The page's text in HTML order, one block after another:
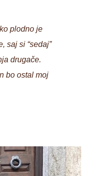
plodno je
saj si “sedaj”
drugače.
bo ostal moj